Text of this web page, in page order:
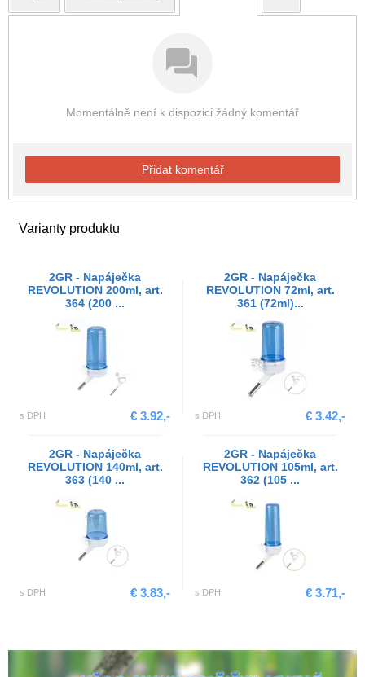
Momentálně není k dispozici žádný komentář
Přidat komentář
Varianty produktu
2GR - Napáječka
REVOLUTION 200ml, art.
364 (200 ...
s DPH € 3.92,-
2GR - Napáječka
REVOLUTION 72ml, art.
361 (72ml)...
s DPH € 3.42,-
2GR - Napáječka
REVOLUTION 140ml, art.
363 (140 ...
s DPH € 3.83,-
2GR - Napáječka
REVOLUTION 105ml, art.
362 (105 ...
s DPH € 3.71,-